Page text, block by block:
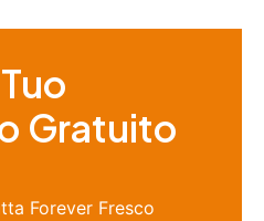
Gratuito
Forever Fresco